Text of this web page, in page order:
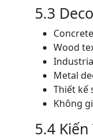
5.3
Wood
Metal
Thiết kế
Không
5.4